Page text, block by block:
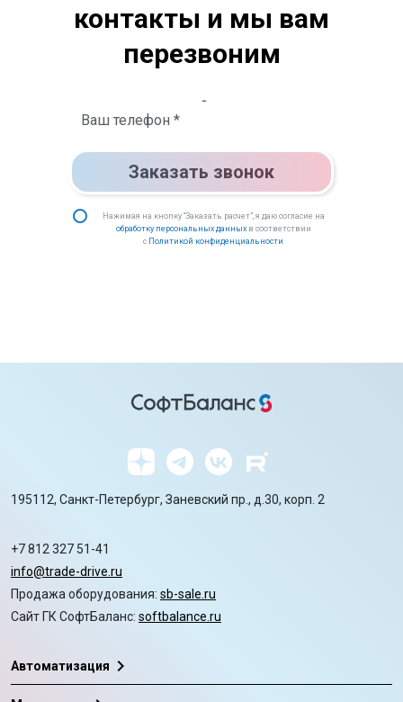
контакты и мы вам
перезвоним
Заказать звонок
Нажимая на кнопку “Заказать расчет”, я даю согласие на
обработку персональных данныхв соответствии
с Политикой конфиденциальности
195112, Санкт-Петербург, Заневский пр., д.30, корп. 2
+7 812 327 51-41
info@trade-drive.ru
Продажа оборудования: sb-sale.ru
Сайт ГК СофтБаланс: softbalance.ru
Автоматизация chevron_right